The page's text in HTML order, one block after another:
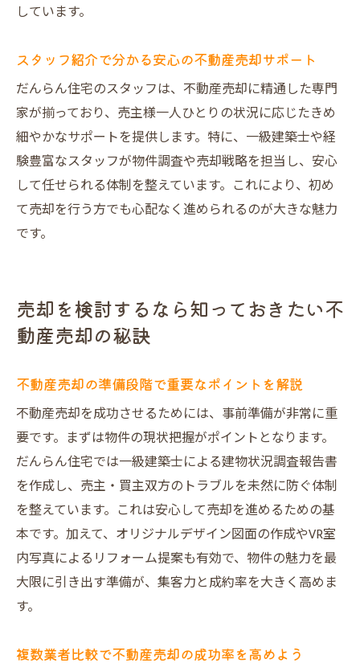
しています。
スタッフ紹介で分かる安心の不動産売却サポート
だんらん住宅のスタッフは、不動産売却に精通した専門
家が揃っており、売主様一人ひとりの状況に応じたきめ
細やかなサポートを提供します。特に、一級建築士や経
験豊富なスタッフが物件調査や売却戦略を担当し、安心
して任せられる体制を整えています。これにより、初め
て売却を行う方でも心配なく進められるのが大きな魅力
です。
売却を検討するなら知っておきたい不
動産売却の秘訣
不動産売却の準備段階で重要なポイントを解説
不動産売却を成功させるためには、事前準備が非常に重
要です。まずは物件の現状把握がポイントとなります。
だんらん住宅では一級建築士による建物状況調査報告書
を作成し、売主・買主双方のトラブルを未然に防ぐ体制
を整えています。これは安心して売却を進めるための基
本です。加えて、オリジナルデザイン図面の作成やVR室
内写真によるリフォーム提案も有効で、物件の魅力を最
大限に引き出す準備が、集客力と成約率を大きく高めま
す。
複数業者比較で不動産売却の成功率を高めよう